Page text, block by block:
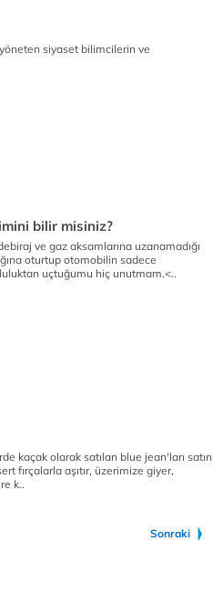
siyaset bilimcilerin ve
bilir misiniz?
ve gaz aksamlarına uzanamadığı
oturtup otomobilin sadece
uçtuğumu hiç unutmam.<..
kaçak olarak satılan blue jean'ları satın
fırçalarla aşıtır, üzerimize giyer,
k..
Sonraki